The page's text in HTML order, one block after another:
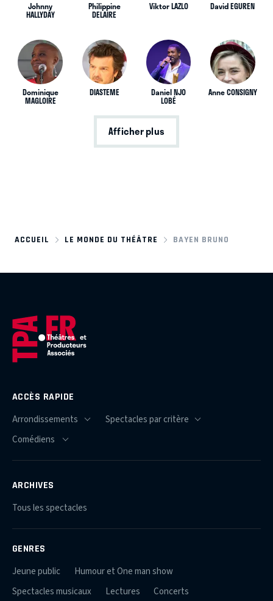
Johnny
HALLYDAY
Philippine
DELAIRE
Viktor LAZLO David EGUREN
Dominique
MAGLOIRE
DIASTEME Daniel NJO
LOBÉ
Anne CONSIGNY
Afficher plus
ACCUEIL LE MONDE DU THÉÂTRE BAYEN BRUNO
ACCÈS RAPIDE
ARCHIVES
Tous les spectacles
GENRES
Jeune public
Humour et One man show
Spectacles musicaux
Lectures
Concerts